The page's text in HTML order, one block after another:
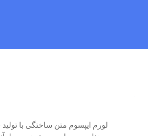
لورم ایپسوم متن ساختگی با